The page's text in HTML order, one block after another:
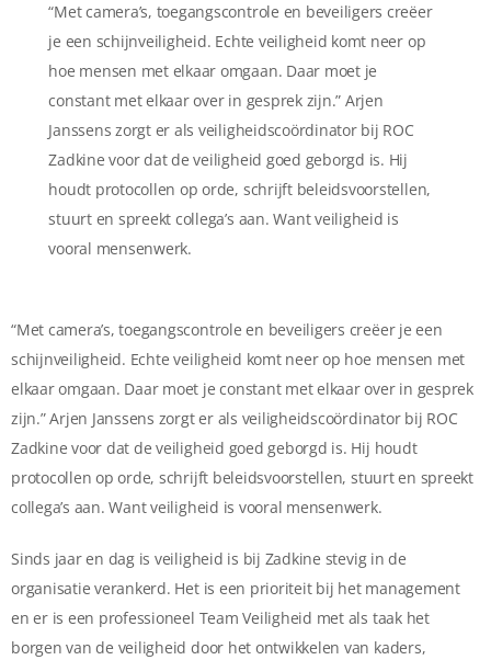
“Met camera’s, toegangscontrole en beveiligers creëer
je een schijnveiligheid. Echte veiligheid komt neer op
hoe mensen met elkaar omgaan. Daar moet je
constant met elkaar over in gesprek zijn.” Arjen
Janssens zorgt er als veiligheidscoördinator bij ROC
Zadkine voor dat de veiligheid goed geborgd is. Hij
houdt protocollen op orde, schrijft beleidsvoorstellen,
stuurt en spreekt collega’s aan. Want veiligheid is
vooral mensenwerk.
“Met camera’s, toegangscontrole en beveiligers creëer je een
schijnveiligheid. Echte veiligheid komt neer op hoe mensen met
elkaar omgaan. Daar moet je constant met elkaar over in gesprek
zijn.” Arjen Janssens zorgt er als veiligheidscoördinator bij ROC
Zadkine voor dat de veiligheid goed geborgd is. Hij houdt
protocollen op orde, schrijft beleidsvoorstellen, stuurt en spreekt
collega’s aan. Want veiligheid is vooral mensenwerk.
Sinds jaar en dag is veiligheid is bij Zadkine stevig in de
organisatie verankerd. Het is een prioriteit bij het management
en er is een professioneel Team Veiligheid met als taak het
borgen van de veiligheid door het ontwikkelen van kaders,